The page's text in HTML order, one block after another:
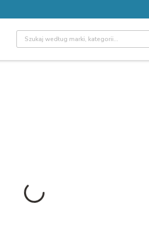
Site Search